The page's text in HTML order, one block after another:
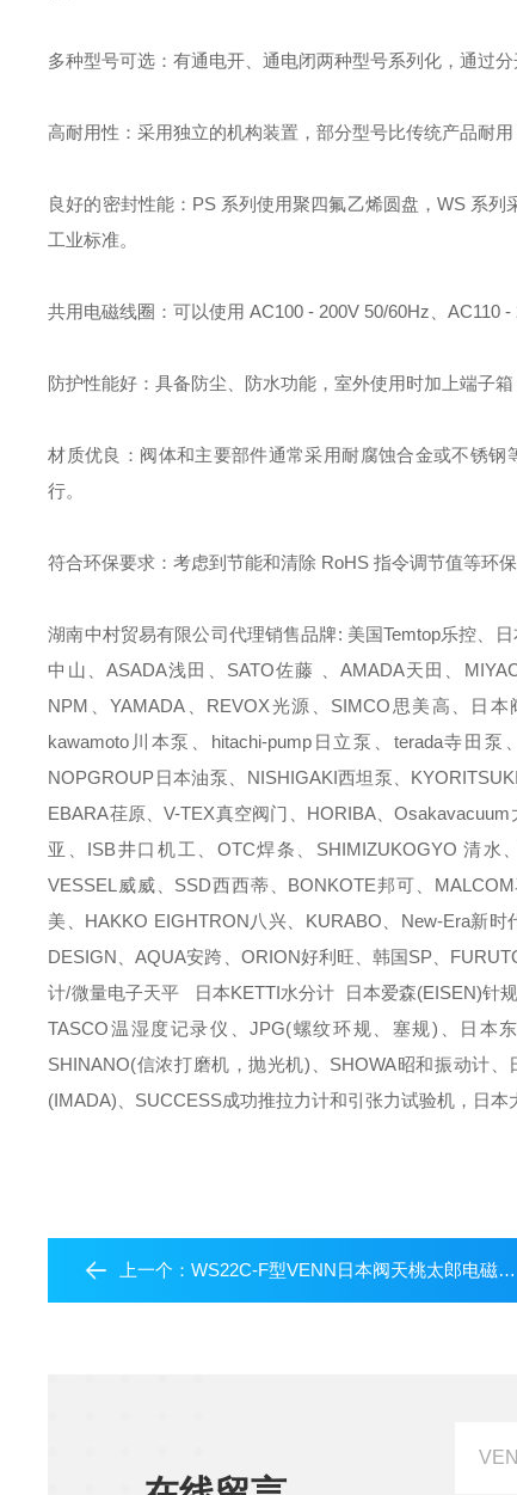
多种型号可选：有通电开、通电闭两种型号系列化，通过
高耐用性：采用独立的机构装置，部分型号比传统产品耐
良好的密封性能：PS 系列使用聚四氟乙烯圆盘，WS 系
工业标准。
共用电磁线圈：可以使用 AC100 - 200V 50/60Hz、AC110
防护性能好：具备防尘、防水功能，室外使用时加上端子箱
材质优良：阀体和主要部件通常采用耐腐蚀合金或不锈
行。
符合环保要求：考虑到节能和清除 RoHS 指令调节值等环
湖南中村贸易有限公司代理销售品牌: 美国Temtop乐控、
中山、ASADA浅田、SATO佐藤 、AMADA天田、
NPM、YAMADA、REVOX光源、SIMCO思美高、日
kawamoto川本泵、hitachi-pump日立泵、terada寺田
NOPGROUP日本油泵、NISHIGAKI西坦泵、
EBARA荏原、V-TEX真空阀门、HORIBA、
亚、ISB井口机工、OTC焊条、SHIMIZUKOGYO 清水
VESSEL威威、SSD西西蒂、BONKOTE邦可、
美、HAKKO EIGHTRON八兴、KURABO、New-Era新
DESIGN、AQUA安跨、ORION好利旺、韩国SP、
计/微量电子天平 日本KETTI水分计 日本爱森(EISEN)针
TASCO温湿度记录仪、JPG(螺纹环规、塞规)、日本
SHINANO(信浓打磨机，抛光机)、SHOWA昭和振动计
(IMADA)、SUCCESS成功推拉力计和引张力试验机，日
上一个：WS22C-F型VENN日本阀天桃太郎电磁阀WS22C-F